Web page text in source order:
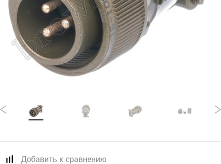
Добавить к сравнению